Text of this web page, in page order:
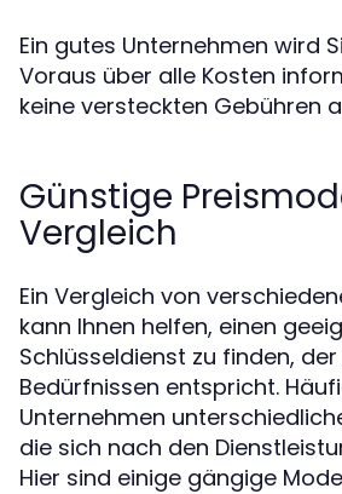
Ein gutes Unternehmen wird
Voraus über alle Kosten
keine versteckten Gebühren
Günstige
Vergleich
Ein Vergleich von
kann Ihnen helfen, einen
Schlüsseldienst zu finden, der
Bedürfnissen entspricht.
Unternehmen
die sich nach den
Hier sind einige gängige